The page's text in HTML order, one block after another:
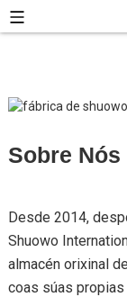
Sobre Nós
Desde 2014,
Shuowo
almacén orixinal
coas súas propias